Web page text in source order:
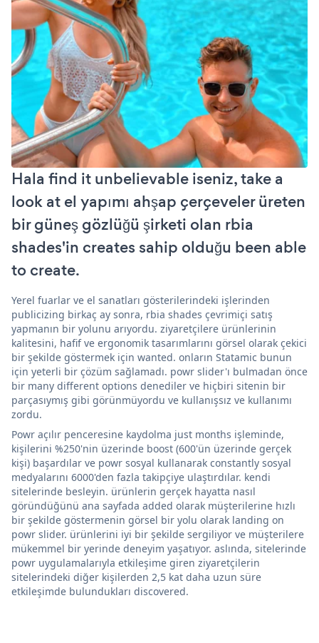
Hala find it unbelievable iseniz, take a
look at el yapımı ahşap çerçeveler üreten
bir güneş gözlüğü şirketi olan rbia
shades'in creates sahip olduğu been able
to create.
Yerel fuarlar ve el sanatları gösterilerindeki işlerinden
publicizing birkaç ay sonra, rbia shades çevrimiçi satış
yapmanın bir yolunu arıyordu. ziyaretçilere ürünlerinin
kalitesini, hafif ve ergonomik tasarımlarını görsel olarak çekici
bir şekilde göstermek için wanted. onların Statamic bunun
için yeterli bir çözüm sağlamadı. powr slider'ı bulmadan önce
bir many different options denediler ve hiçbiri sitenin bir
parçasıymış gibi görünmüyordu ve kullanışsız ve kullanımı
zordu.
Powr açılır penceresine kaydolma just months işleminde,
kişilerini %250'nin üzerinde boost (600'ün üzerinde gerçek
kişi) başardılar ve powr sosyal kullanarak constantly sosyal
medyalarını 6000'den fazla takipçiye ulaştırdılar. kendi
sitelerinde besleyin. ürünlerin gerçek hayatta nasıl
göründüğünü ana sayfada added olarak müşterilerine hızlı
bir şekilde göstermenin görsel bir yolu olarak landing on
powr slider. ürünlerini iyi bir şekilde sergiliyor ve müşterilere
mükemmel bir yerinde deneyim yaşatıyor. aslında, sitelerinde
powr uygulamalarıyla etkileşime giren ziyaretçilerin
sitelerindeki diğer kişilerden 2,5 kat daha uzun süre
etkileşimde bulundukları discovered.